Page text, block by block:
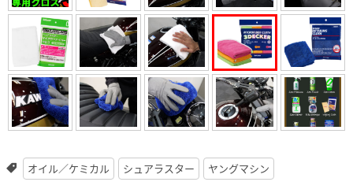
オイル／ケミカル シュアラスター ヤングマシン